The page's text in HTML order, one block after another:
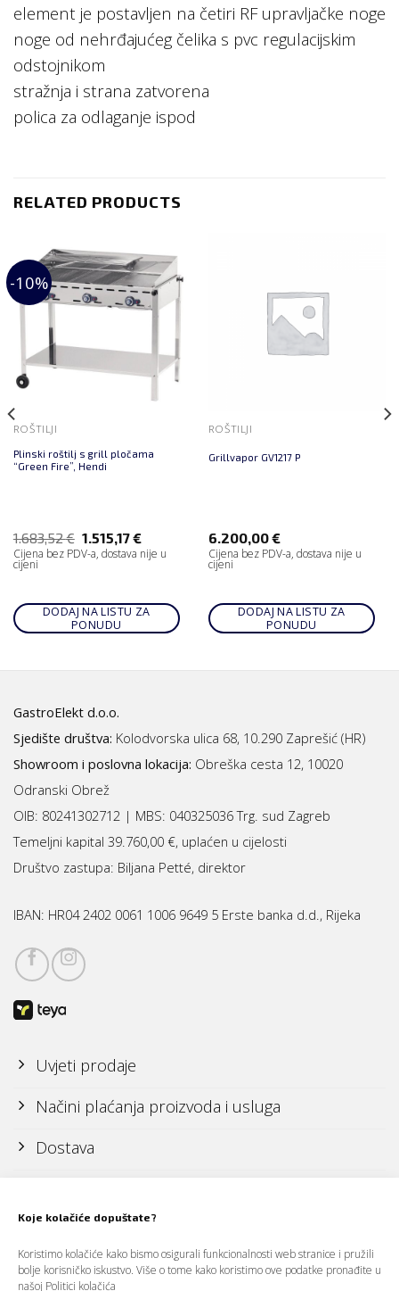
Koje kolačiće dopuštate?
Koristimo kolačiće kako bismo osigurali funkcionalnosti web stranice i pružili
bolje korisničko iskustvo. Više o tome kako koristimo ove podatke pronađite u
našoj Politici kolačića
element je postavljen na četiri RF upravljačke noge
noge od nehrđajućeg čelika s pvc regulacijskim
odstojnikom
stražnja i strana zatvorena
polica za odlaganje ispod
RELATED PRODUCTS
-10%
ROŠTILJI
Plinski roštilj s grill pločama
“Green Fire”, Hendi
1.683,52€ 1.515,17€
Cijena bez PDV-a, dostava nije u
cijeni
DODAJ NA LISTU ZA
PONUDU
ROŠTILJI
Grillvapor GV1217 P
6.200,00€
Cijena bez PDV-a, dostava nije u
cijeni
DODAJ NA LISTU ZA
PONUDU
GastroElekt d.o.o.
Sjedište društva: Kolodvorska ulica 68, 10.290 Zaprešić (HR)
Showroom i poslovna lokacija: Obreška cesta 12, 10020
Odranski Obrež
OIB: 80241302712 | MBS: 040325036 Trg. sud Zagreb
Temeljni kapital 39.760,00 €, uplaćen u cijelosti
Društvo zastupa: Biljana Petté, direktor
IBAN: HR04 2402 0061 1006 9649 5 Erste banka d.d., Rijeka
Uvjeti prodaje
Načini plaćanja proizvoda i usluga
Dostava
Politika zaštite osobnih podataka (GDPR)